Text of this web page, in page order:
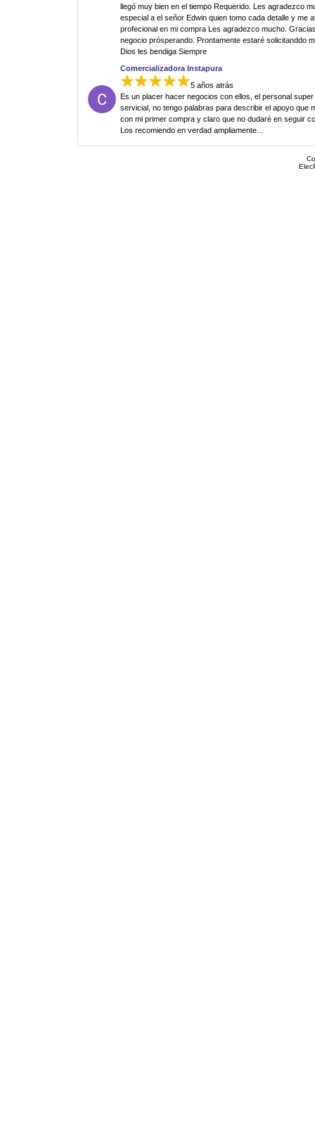
llegó muy bien en el tiempo Requerido. Les agradezco
especial a el señor Edwin quien tomo cada detalle y me
profecional en mi compra Les agradezco mucho.
negocio prósperando. Prontamente estaré solicitanddo
Dios les bendiga Siempre
Comercializadora Instapura
5 años atrás
Es un placer hacer negocios con ellos, el personal
servicial, no tengo palabras para describir el apoyo que
con mi primer compra y claro que no dudaré en seguir
Los recomiendo en verdad ampliamente...